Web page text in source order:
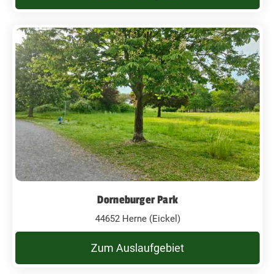
Dorneburger Park
44652 Herne (Eickel)
Zum Auslaufgebiet